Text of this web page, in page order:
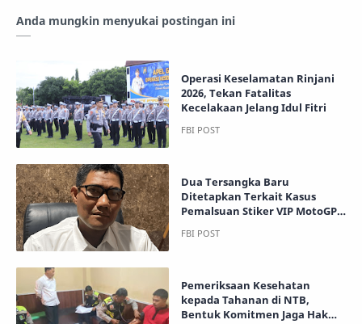
Anda mungkin menyukai postingan ini
Operasi Keselamatan Rinjani
2026, Tekan Fatalitas
Kecelakaan Jelang Idul Fitri
Dua Tersangka Baru
Ditetapkan Terkait Kasus
Pemalsuan Stiker VIP MotoGP
Pemeriksaan Kesehatan
kepada Tahanan di NTB,
Bentuk Komitmen Jaga Hak